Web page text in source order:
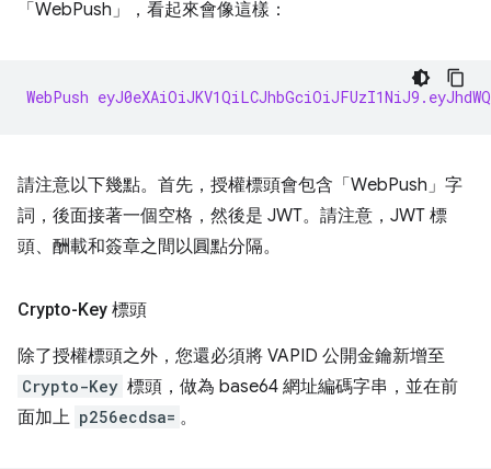
「WebPush」，看起來會像這樣：
WebPush
請注意以下幾點。首先，授權標頭會包含「WebPush」字
詞，後面接著一個空格，然後是 JWT。請注意，JWT 標
頭、酬載和簽章之間以圓點分隔。
Crypto-Key 標頭
除了授權標頭之外，您還必須將 VAPID 公開金鑰新增至
Crypto-Key 標頭，做為 base64 網址編碼字串，並在前
面加上 p256ecdsa= 。